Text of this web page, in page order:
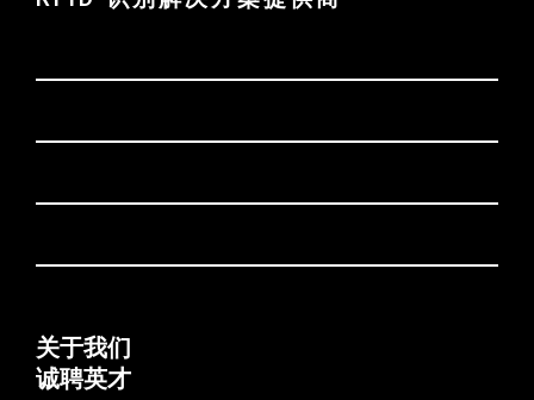
关于我们
诚聘英才